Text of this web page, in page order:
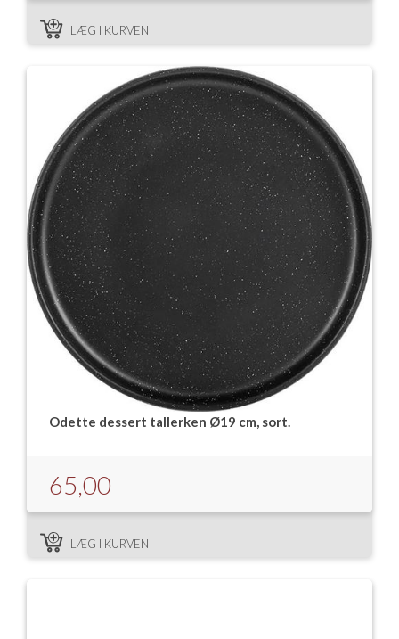
LÆG I KURVEN
Odette dessert tallerken Ø19 cm, sort.
65,00
LÆG I KURVEN